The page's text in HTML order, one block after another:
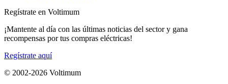
Regístrate en Voltimum
¡Mantente al día con las últimas noticias del sector y gana
recompensas por tus compras eléctricas!
Regístrate aquí
© 2002-2026 Voltimum